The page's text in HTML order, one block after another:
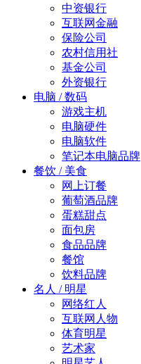
中资银行
互联网金融
保险公司
农村信用社
基金公司
外资银行
电脑 / 数码
游戏主机
电脑硬件
电脑软件
笔记本电脑品牌
餐饮 / 美食
网上订餐
葡萄酒品牌
蛋糕甜点
面包房
食品品牌
餐馆
饮料品牌
名人 / 明星
网络红人
互联网人物
体育明星
艺术家